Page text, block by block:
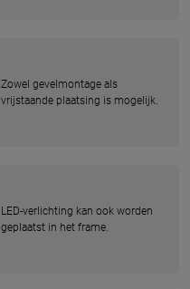
Zowel gevelmontage als
vrijstaande plaatsing is mogelijk.
LED-verlichting kan ook worden
geplaatst in het frame.